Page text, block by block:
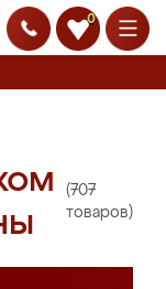
0
(707
товаров)